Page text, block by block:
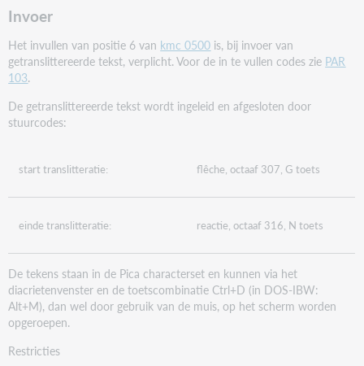
Invoer
Het invullen van positie 6 van kmc 0500 is, bij invoer van
getranslittereerde tekst, verplicht. Voor de in te vullen codes zie PAR
103.
De getranslittereerde tekst wordt ingeleid en afgesloten door
stuurcodes:
start translitteratie: flêche, octaaf 307, G toets
einde translitteratie: reactie, octaaf 316, N toets
De tekens staan in de Pica characterset en kunnen via het
diacrietenvenster en de toetscombinatie Ctrl+D (in DOS-IBW:
Alt+M), dan wel door gebruik van de muis, op het scherm worden
opgeroepen.
Restricties